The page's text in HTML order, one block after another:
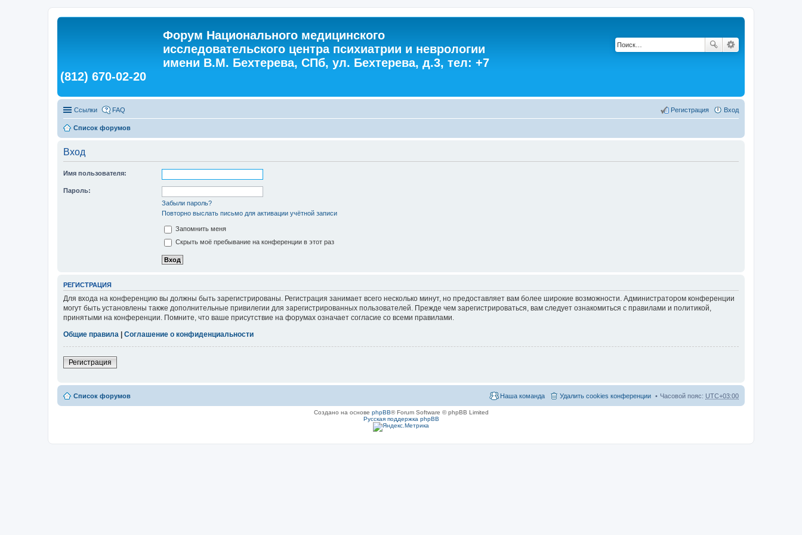
Форум Национального медицинского
исследовательского центра психиатрии и неврологии
имени В.М. Бехтерева, СПб, ул. Бехтерева, д.3, тел: +7
(812) 670-02-20
Ссылки FAQ Вход
Регистрация
Список форумов
Вход
Имя пользователя:
Пароль:
Забыли пароль?
Повторно выслать письмо для активации учётной записи
Запомнить меня
Скрыть моё пребывание на конференции в этот раз
РЕГИСТРАЦИЯ
Для входа на конференцию вы должны быть зарегистрированы. Регистрация занимает всего несколько минут, но предоставляет вам более широкие возможности. Администратором конференции
могут быть установлены также дополнительные привилегии для зарегистрированных пользователей. Прежде чем зарегистрироваться, вам следует ознакомиться с правилами и политикой,
принятыми на конференции. Помните, что ваше присутствие на форумах означает согласие со всеми правилами.
Общие правила
Соглашение о конфиденциальности
Регистрация
Список форумов Часовой пояс: UTC+03:00
Удалить cookies конференции
Наша команда
Создано на основе phpBB® Forum Software © phpBB Limited
Русская поддержка phpBB